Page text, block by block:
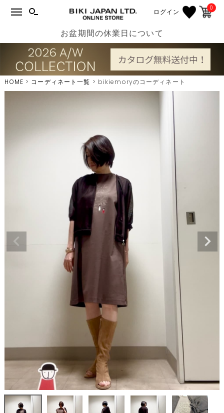
ログイン 0
お盆期間の休業日について
HOME コーディネート一覧 bikiemoryのコーディネート